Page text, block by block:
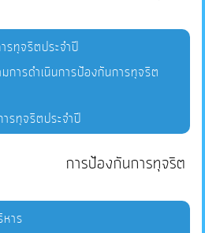
ทุจริตประจำปี
การดำเนินการป้องกันการทุจริต
รทุจริตประจำปี
การป้องกันการทุจริต
าร